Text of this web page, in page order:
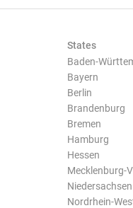
States
Baden-
Bayern
Berlin
Brandenburg
Bremen
Hamburg
Hessen
Mecklenburg-
Niedersachsen
Nordrhein-